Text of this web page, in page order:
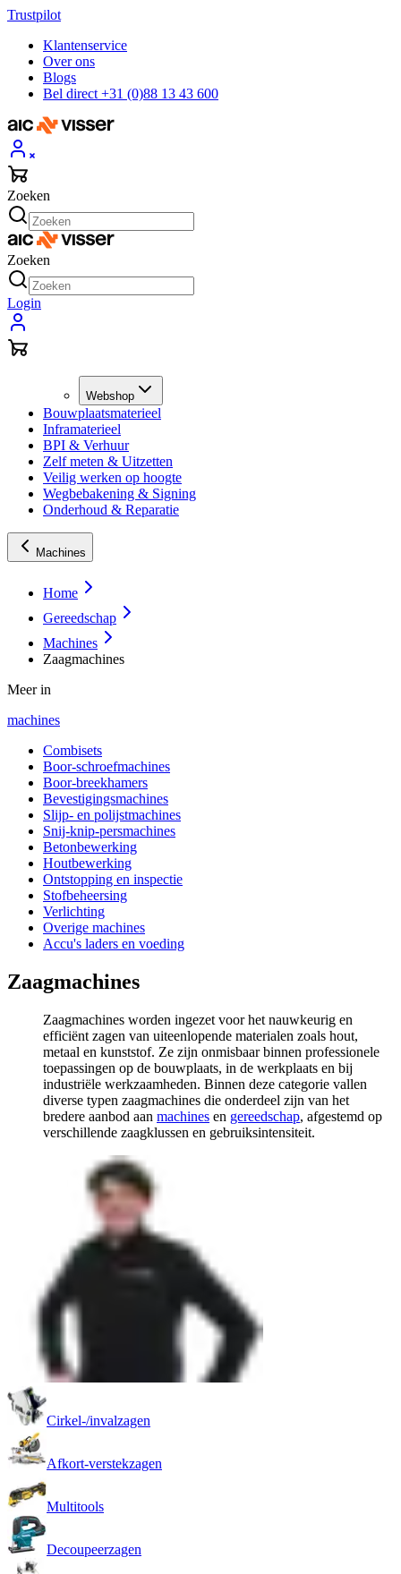
Trustpilot
Klantenservice
Over ons
Blogs
Bel direct +31 (0)88 13 43 600
Zoeken
Zoeken
Login
Webshop
Bouwplaatsmaterieel
Inframaterieel
BPI & Verhuur
Zelf meten & Uitzetten
Veilig werken op hoogte
Wegbebakening & Signing
Onderhoud & Reparatie
Machines
Home
Gereedschap
Machines
Zaagmachines
Meer in
machines
Combisets
Boor-schroefmachines
Boor-breekhamers
Bevestigingsmachines
Slijp- en polijstmachines
Snij-knip-persmachines
Betonbewerking
Houtbewerking
Ontstopping en inspectie
Stofbeheersing
Verlichting
Overige machines
Accu's laders en voeding
Zaagmachines
Zaagmachines worden ingezet voor het nauwkeurig en
efficiënt zagen van uiteenlopende materialen zoals hout,
metaal en kunststof. Ze zijn onmisbaar binnen professionele
toepassingen op de bouwplaats, in de werkplaats en bij
industriële werkzaamheden. Binnen deze categorie vallen
diverse typen zaagmachines die onderdeel zijn van het
bredere aanbod aan machines en gereedschap, afgestemd op
verschillende zaagklussen en gebruiksintensiteit.
Cirkel-/invalzagen
Afkort-verstekzagen
Multitools
Decoupeerzagen